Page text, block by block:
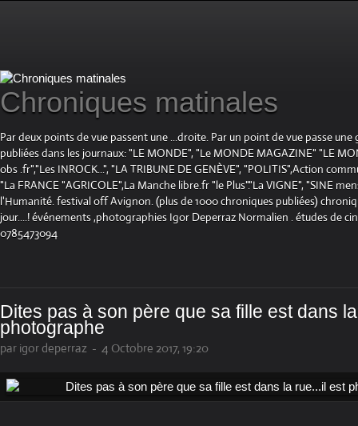
Chroniques matinales
Par deux points de vue passent une ...droite. Par un point de vue passe
publiées dans les journaux: "LE MONDE", "Le MONDE MAGAZINE" "LE
obs .fr","Les INROCK...", "LA TRIBUNE DE GENÈVE", "POLITIS",Action
"La FRANCE "AGRICOLE",La Manche libre.fr "le Plus"."La VIGNE", "SINE
l'Humanité. festival off Avignon. (plus de 1000 chroniques publiées)
jour....! événements ,photographies Igor Deperraz Normalien . études de
0785473094
Dites pas à son père que sa fille est dans
photographe
par igor deperraz - 4 Octobre 2017, 19:20